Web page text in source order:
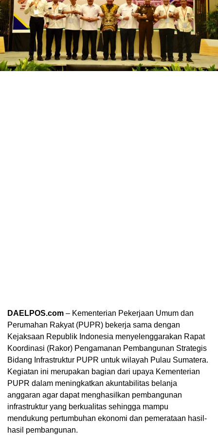
DAELPOS.com – Kementerian Pekerjaan Umum dan
Perumahan Rakyat (PUPR) bekerja sama dengan
Kejaksaan Republik Indonesia menyelenggarakan Rapat
Koordinasi (Rakor) Pengamanan Pembangunan Strategis
Bidang Infrastruktur PUPR untuk wilayah Pulau Sumatera.
Kegiatan ini merupakan bagian dari upaya Kementerian
PUPR dalam meningkatkan akuntabilitas belanja
anggaran agar dapat menghasilkan pembangunan
infrastruktur yang berkualitas sehingga mampu
mendukung pertumbuhan ekonomi dan pemerataan hasil-
hasil pembangunan.